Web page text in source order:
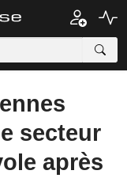
secteur
après